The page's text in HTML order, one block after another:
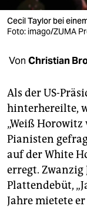
verlag
verlag
veranstaltungen
fragen & hilfe
unterstützen
abo
genossenschaft
epaper login
Cecil Taylor bei
Foto: imago/ZUMA
Von Christian
Als der US-
hinterhereilte,
„Weiß Horowitz
Pianisten
auf der White
erregt. Zwanzig
Plattendebüt,
Jahre mietete